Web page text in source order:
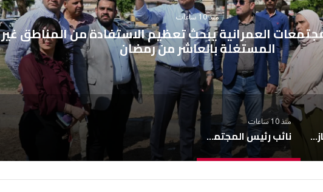
منذ 10 ساعات
العمرانية يبحث تعظيم الاستفادة من المناطق غير
المستغلة بالعاشر من رمضان
مندور ورئيس جهاز القرى السياحية يتفقدان المشروعات الجارية بمارينا
منذ 10 ساعات
نائب رئيس المجتمعات العمرانية يبحث تعظيم الاستفادة من المناطق غير المستغلة بالعاشر من رمضان